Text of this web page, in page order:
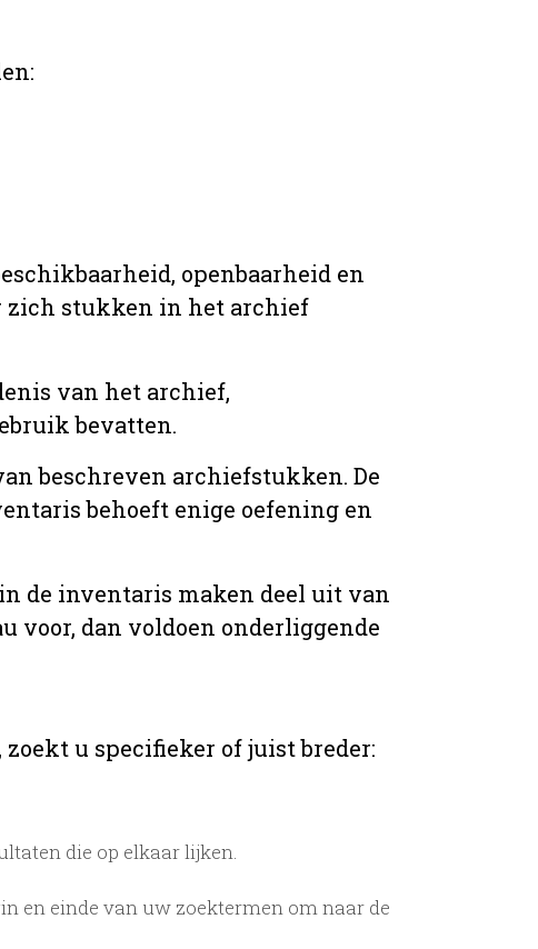
openbaarheid en
zich stukken in het archief
van het archief,
bevatten.
beschreven archiefstukken. De
behoeft enige oefening en
de inventaris maken deel uit van
voor, dan voldoen onderliggende
u specifieker of juist breder:
die op elkaar lijken.
en einde van uw zoektermen om naar de